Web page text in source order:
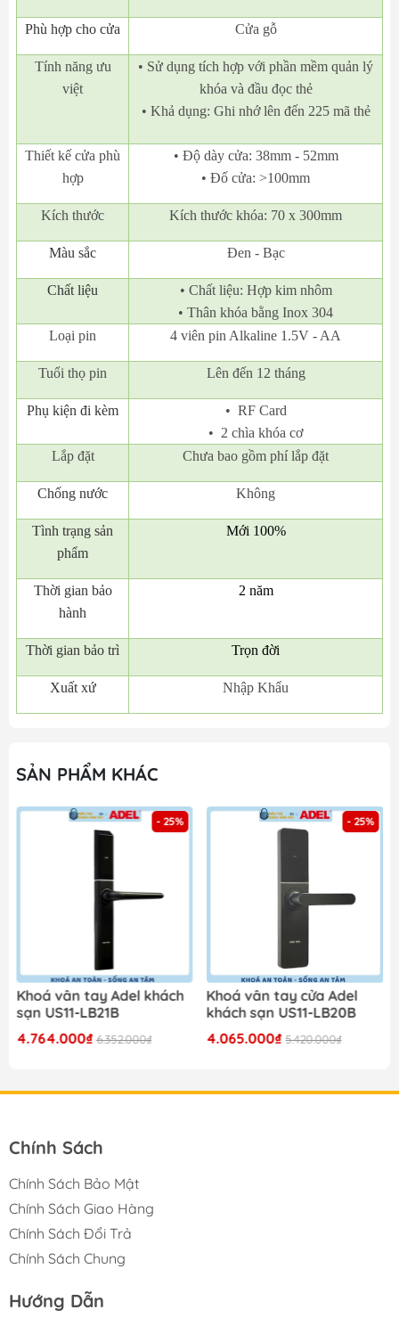
Phù hợp cho cửa Cửa gỗ
Tính năng ưu
việt
• Sử dụng tích hợp với phần mềm quản lý
khóa và đầu đọc thẻ
• Khả dụng: Ghi nhớ lên đến 225 mã thẻ
Thiết kế cửa phù
hợp
• Độ dày cửa: 38mm - 52mm
• Đố cửa: >100mm
Kích thước Kích thước khóa: 70 x 300mm
Màu sắc Đen - Bạc
Chất liệu
• Chất liệu: Hợp kim nhôm
• Thân khóa bằng Inox 304
Loại pin
4 viên pin Alkaline 1.5V - AA
Tuổi thọ pin Lên đến 12 tháng
Phụ kiện đi kèm
• RF Card
• 2 chìa khóa cơ
Lắp đặt
Chưa bao gồm phí lắp đặt
Chống nước Không
Tình trạng sản
phẩm
Mới 100%
Thời gian bảo
hành
2 năm
Thời gian bảo trì Trọn đời
Xuất xứ Nhập Khẩu
SẢN PHẨM KHÁC
- 25%
Khoá vân tay Adel khách
sạn US11-LB21B
4.764.000₫ 6.352.000₫
- 25%
Khoá vân tay cửa Adel
khách sạn US11-LB20B
4.065.000₫ 5.420.000₫
Chính Sách
Chính Sách Bảo Mật
Chính Sách Giao Hàng
Chính Sách Đổi Trả
Chính Sách Chung
Hướng Dẫn